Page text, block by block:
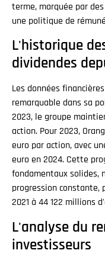
terme, marquée par
une politique de
L'historique
dividendes
Les données
remarquable dans sa
2023, le groupe
action. Pour 2023,
euro par action, avec
euro en 2024. Cette
fondamentaux solides,
progression constante,
2021 à 44 122 millions
L'analyse du
investisseurs